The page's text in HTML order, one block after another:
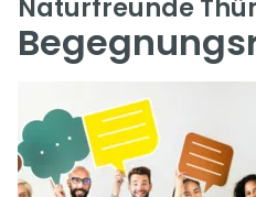
Naturfreunde